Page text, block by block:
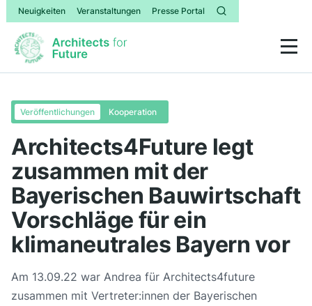
Neuigkeiten Veranstaltungen Presse Portal
Veröffentlichungen Kooperation
Architects4Future legt
zusammen mit der
Bayerischen Bauwirtschaft
Vorschläge für ein
klimaneutrales Bayern vor
Am 13.09.22 war Andrea für Architects4future
zusammen mit Vertreter:innen der Bayerischen